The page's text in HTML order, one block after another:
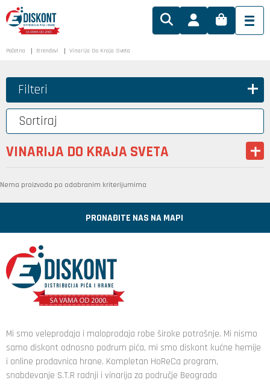
Početna Brendovi Vinarija Do Kraja Sveta
Filteri
Sortiraj
VINARIJA DO KRAJA SVETA
Nema proizvoda po odabranim kriterijumima
PRONAĐITE NAS NA MAPI
Mi smo veleprodaja i maloprodaja robe široke potrošnje. Mi nismo
samo diskont odnosno podrum pića, mi smo diskont kućne hemije
i online prodavnica hrane. Kompletan HoReCa program,
snabdevanje S.T.R radnji i vinarija za područje Beograda